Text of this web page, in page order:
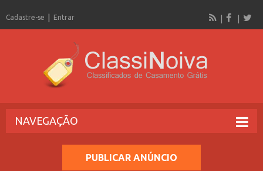
Cadastre-se Entrar
NAVEGAÇÃO
PUBLICAR ANÚNCIO